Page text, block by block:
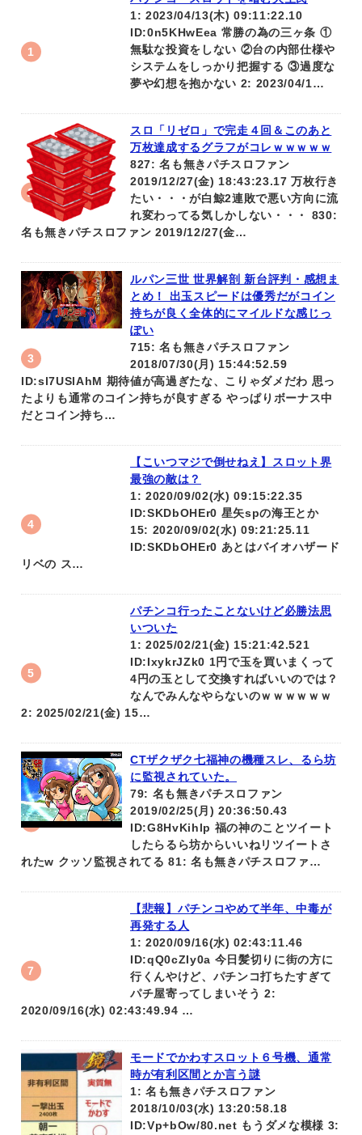
1: 2023/04/13(木) 09:11:22.10
ID:0n5KHwEea 常勝の為の三ヶ条 ①
無駄な投資をしない ②台の内部仕様や
システムをしっかり把握する ③過度な
夢や幻想を抱かない 2: 2023/04/1…
スロ「リゼロ」で完走４回＆このあと
万枚達成するグラフがコレｗｗｗｗｗ
827: 名も無きパチスロファン
2019/12/27(金) 18:43:23.17 万枚行き
たい・・・が白鯨2連敗で悪い方向に流
れ変わってる気しかしない・・・ 830:
名も無きパチスロファン 2019/12/27(金…
ルパン三世 世界解剖 新台評判・感想ま
とめ！ 出玉スピードは優秀だがコイン
持ちが良く全体的にマイルドな感じっ
ぽい
715: 名も無きパチスロファン
2018/07/30(月) 15:44:52.59
ID:sl7USlAhM 期待値が高過ぎたな、こりゃダメだわ 思っ
たよりも通常のコイン持ちが良すぎる やっぱりボーナス中
だとコイン持ち…
【こいつマジで倒せねえ】スロット界
最強の敵は？
1: 2020/09/02(水) 09:15:22.35
ID:SKDbOHEr0 星矢spの海王とか
15: 2020/09/02(水) 09:21:25.11
ID:SKDbOHEr0 あとはバイオハザード
リベの ス…
パチンコ行ったことないけど必勝法思
いついた
1: 2025/02/21(金) 15:21:42.521
ID:IxykrJZk0 1円で玉を買いまくって
4円の玉として交換すればいいのでは？
なんでみんなやらないのｗｗｗｗｗｗ
2: 2025/02/21(金) 15…
CTザクザク七福神の機種スレ、るら坊
に監視されていた。
79: 名も無きパチスロファン
2019/02/25(月) 20:36:50.43
ID:G8HvKihlp 福の神のことツイート
したらるら坊からいいねリツイートさ
れたw クッソ監視されてる 81: 名も無きパチスロファ…
【悲報】パチンコやめて半年、中毒が
再発する人
1: 2020/09/16(水) 02:43:11.46
ID:qQ0cZIy0a 今日髪切りに街の方に
行くんやけど、パチンコ打ちたすぎて
パチ屋寄ってしまいそう 2:
2020/09/16(水) 02:43:49.94 …
モードでかわすスロット６号機、通常
時が有利区間とか言う謎
1: 名も無きパチスロファン
2018/10/03(水) 13:20:58.18
ID:Vp+bOw/80.net もうダメな模様 3: